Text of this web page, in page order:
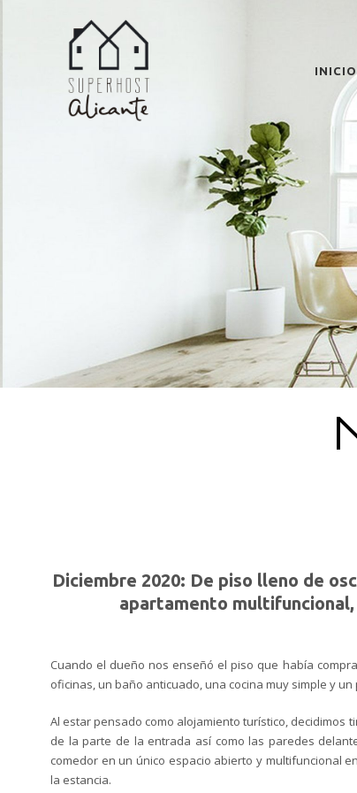
INICIO
Diciembre 2020: De piso lleno de
apartamento
Cuando el dueño nos enseñó el piso que había
oficinas, un baño anticuado, una cocina muy simple y
Al estar pensado como alojamiento turístico, decidimos
de la parte de la entrada así como las paredes
comedor en un único espacio abierto y multifuncional
la estancia.